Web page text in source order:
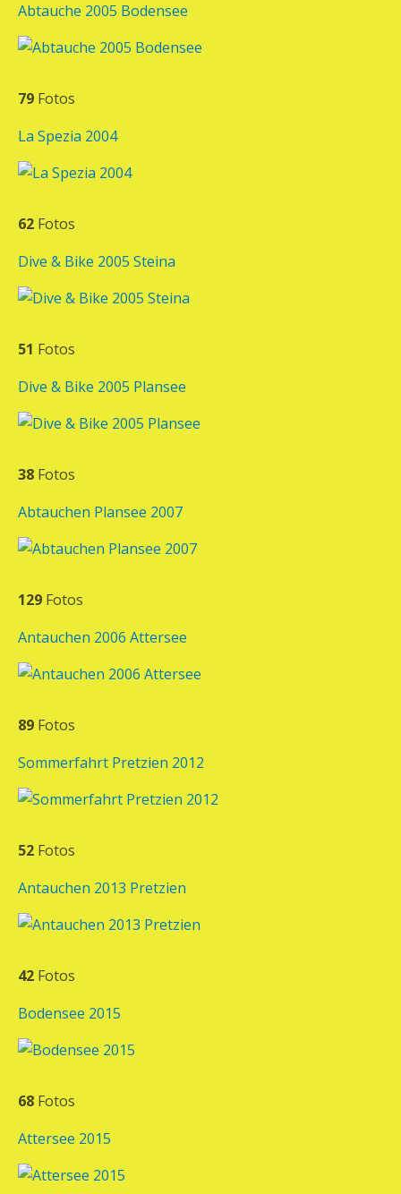
Abtauche 2005 Bodensee
79 Fotos
La Spezia 2004
62 Fotos
Dive & Bike 2005 Steina
51 Fotos
Dive & Bike 2005 Plansee
38 Fotos
Abtauchen Plansee 2007
129 Fotos
Antauchen 2006 Attersee
89 Fotos
Sommerfahrt Pretzien 2012
52 Fotos
Antauchen 2013 Pretzien
42 Fotos
Bodensee 2015
68 Fotos
Attersee 2015